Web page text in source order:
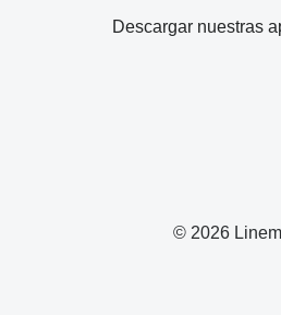
© 2026
Descargar nuestras